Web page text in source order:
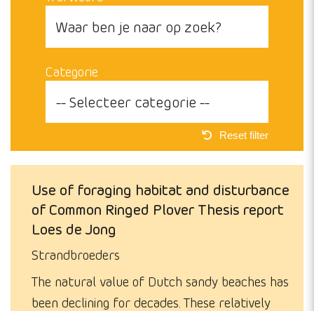
Categorie
-- Selecteer categorie --
Use of foraging habitat and disturbance
of Common Ringed Plover Thesis report
Loes de Jong
Strandbroeders
The natural value of Dutch sandy beaches has
been declining for decades. These relatively